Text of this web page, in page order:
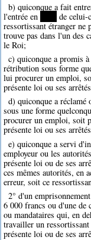
b) quiconque a fait
l'entrée en
de celui-
ressortissant étranger ne
trouve pas dans l'un des
le Roi;
c) quiconque a promis
rétribution sous forme
lui procurer un emploi,
présente loi ou ses
d) quiconque a réclamé
sous une forme
procurer un emploi, soit
présente loi ou ses
e) quiconque a servi
employeur ou les
présente loi ou de ses
ces mêmes autorités, en
erreur, soit ce
2° d'un
6 000 francs ou d'une de
ou mandataires qui, en
travailler un
présente loi ou de ses